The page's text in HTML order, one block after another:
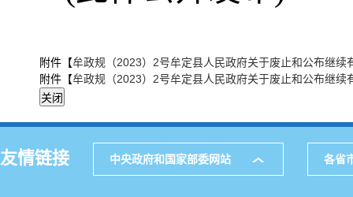
附件【牟政规（2023）2号牟定县人民政府关于废止和公布继续
附件【牟政规（2023）2号牟定县人民政府关于废止和公布继续
友情链接 中央政府和国家部委网站 各省